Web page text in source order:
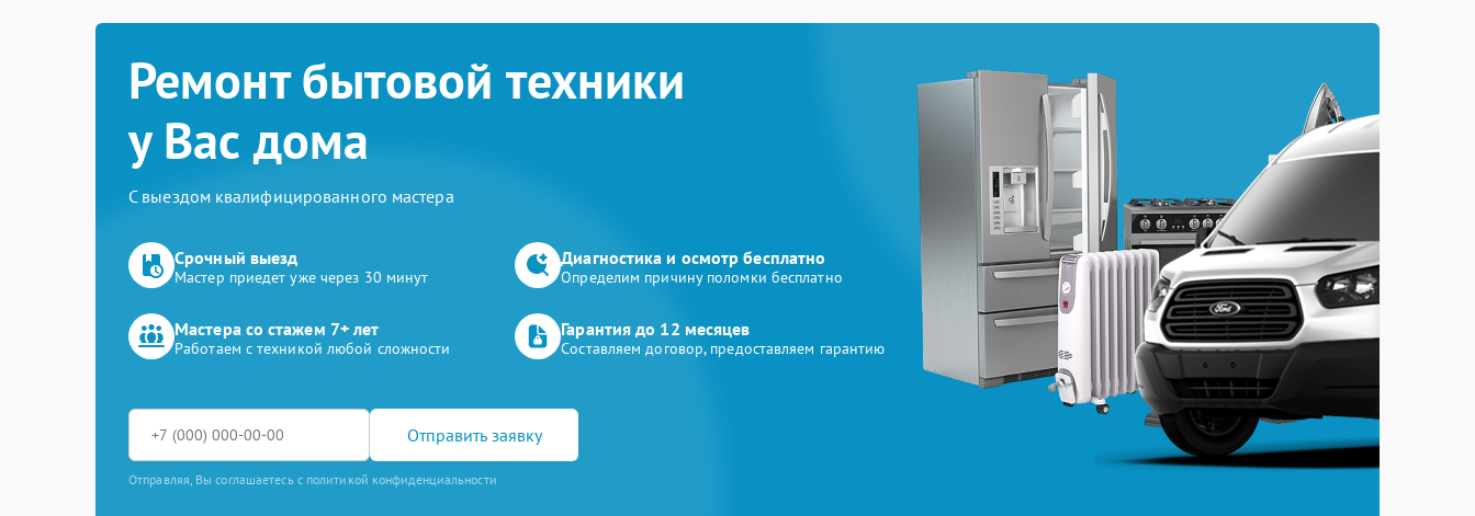
Ремонт бытовой техники
у Вас дома
С выездом квалифицированного мастера
Срочный выезд
Мастер приедет уже через 30 минут
Диагностика и осмотр бесплатно
Определим причину поломки бесплатно
Мастера со стажем 7+ лет
Работаем с техникой любой сложности
Гарантия до 12 месяцев
Составляем договор, предоставляем гарантию
Отправить заявку
Отправляя, Вы соглашаетесь с политикой конфиденциальности